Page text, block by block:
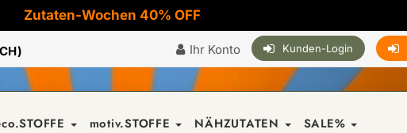
Zutaten-Wochen 40% OFF
Ihr Konto Kunden-Login
motiv.STOFFE NÄHZUTATEN SALE%